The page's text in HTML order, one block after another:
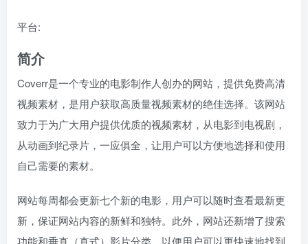
平台:
简介
Coverr是一个专业的电影制作人创办的网站，提供免费高清
视频素材，是用户获取高质量视频素材的绝佳选择。该网站
致力于为广大用户提供优质的视频素材，从电影到电视剧，
从动画到纪录片，一应俱全，让用户可以方便地选择和使用
自己需要的素材。
网站每周都会更新七个新的电影，用户可以随时查看最新更
新，保证网站内容的新鲜和独特。此外，网站还新增了搜索
功能和垂直（直式）影片分类，以便用户可以更快速地找到